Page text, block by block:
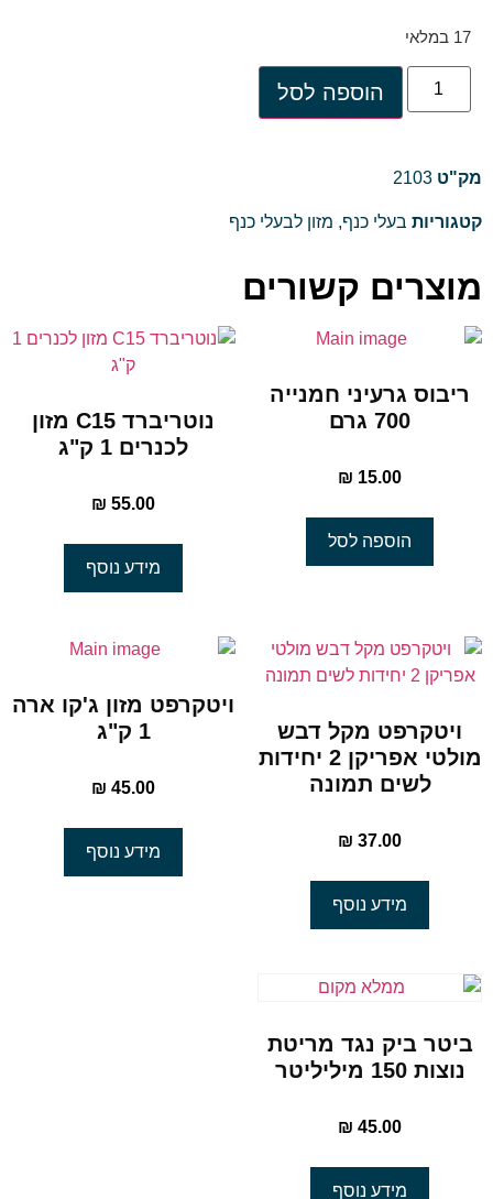
17 במלאי
הוספה לסל
מק"ט 2103
קטגוריות בעלי כנף, מזון לבעלי כנף
מוצרים קשורים
ריבוס גרעיני חמנייה
700 גרם
₪ 15.00
הוספה לסל
נוטריברד C15 מזון
לכנרים 1 ק"ג
₪ 55.00
מידע נוסף
ויטקרפט מקל דבש
מולטי אפריקן 2 יחידות
לשים תמונה
₪ 37.00
מידע נוסף
ויטקרפט מזון ג'קו ארה
1 ק"ג
₪ 45.00
מידע נוסף
ביטר ביק נגד מריטת
נוצות 150 מיליליטר
₪ 45.00
מידע נוסף